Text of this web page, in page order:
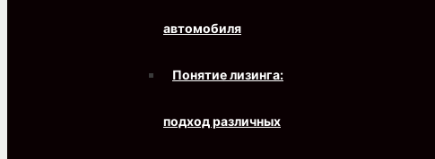
автомобиля
Понятие лизинга:
подход различных